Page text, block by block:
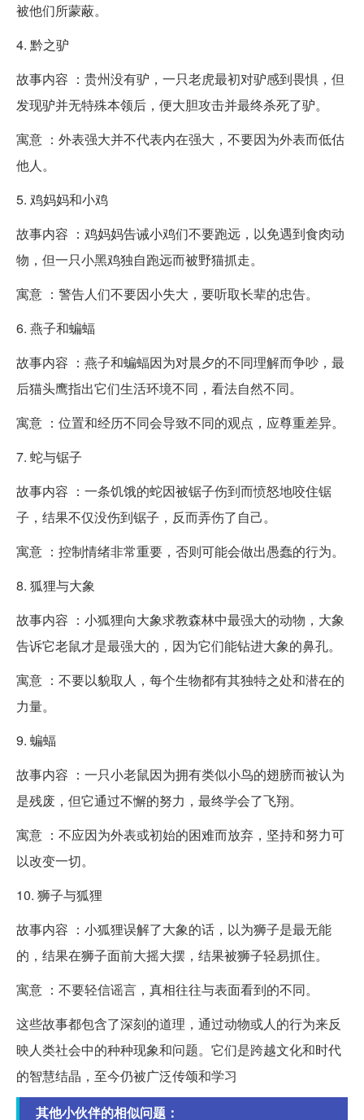
被他们所蒙蔽。
4. 黔之驴
故事内容 ：贵州没有驴，一只老虎最初对驴感到畏惧，但
发现驴并无特殊本领后，便大胆攻击并最终杀死了驴。
寓意 ：外表强大并不代表内在强大，不要因为外表而低估
他人。
5. 鸡妈妈和小鸡
故事内容 ：鸡妈妈告诫小鸡们不要跑远，以免遇到食肉动
物，但一只小黑鸡独自跑远而被野猫抓走。
寓意 ：警告人们不要因小失大，要听取长辈的忠告。
6. 燕子和蝙蝠
故事内容 ：燕子和蝙蝠因为对晨夕的不同理解而争吵，最
后猫头鹰指出它们生活环境不同，看法自然不同。
寓意 ：位置和经历不同会导致不同的观点，应尊重差异。
7. 蛇与锯子
故事内容 ：一条饥饿的蛇因被锯子伤到而愤怒地咬住锯
子，结果不仅没伤到锯子，反而弄伤了自己。
寓意 ：控制情绪非常重要，否则可能会做出愚蠢的行为。
8. 狐狸与大象
故事内容 ：小狐狸向大象求教森林中最强大的动物，大象
告诉它老鼠才是最强大的，因为它们能钻进大象的鼻孔。
寓意 ：不要以貌取人，每个生物都有其独特之处和潜在的
力量。
9. 蝙蝠
故事内容 ：一只小老鼠因为拥有类似小鸟的翅膀而被认为
是残废，但它通过不懈的努力，最终学会了飞翔。
寓意 ：不应因为外表或初始的困难而放弃，坚持和努力可
以改变一切。
10. 狮子与狐狸
故事内容 ：小狐狸误解了大象的话，以为狮子是最无能
的，结果在狮子面前大摇大摆，结果被狮子轻易抓住。
寓意 ：不要轻信谣言，真相往往与表面看到的不同。
这些故事都包含了深刻的道理，通过动物或人的行为来反
映人类社会中的种种现象和问题。它们是跨越文化和时代
的智慧结晶，至今仍被广泛传颂和学习
其他小伙伴的相似问题：